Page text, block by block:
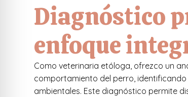
Diagnóstico
enfoque
Como veterinaria etóloga, ofrezco un
comportamiento del perro,
ambientales. Este diagnóstico permite